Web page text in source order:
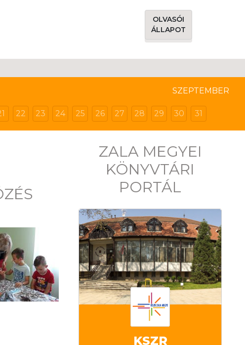
OLVASÓI
ÁLLAPOT
SZEPTEMBER
22 23 24 25 26 27 28 29 30 31
ZALA MEGYEI
KÖNYVTÁRI
PORTÁL
KSZR